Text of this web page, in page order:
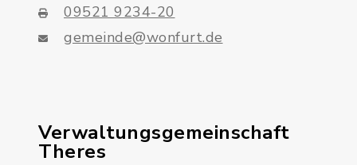
09521 9234-20
gemeinde@wonfurt.de
Verwaltungsgemeinschaft
Theres